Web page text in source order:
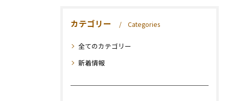
カテゴリー Categories
全てのカテゴリー
新着情報